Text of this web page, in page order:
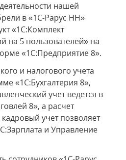
нашей
в «1С-Рарус НН»
«1С:Комплект
на 5 пользователей» на
«1С:Предприятие 8».
и налогового учета
«1С:Бухгалтерия 8»,
учет ведется в
8», а расчет
учет позволяет
и Управление